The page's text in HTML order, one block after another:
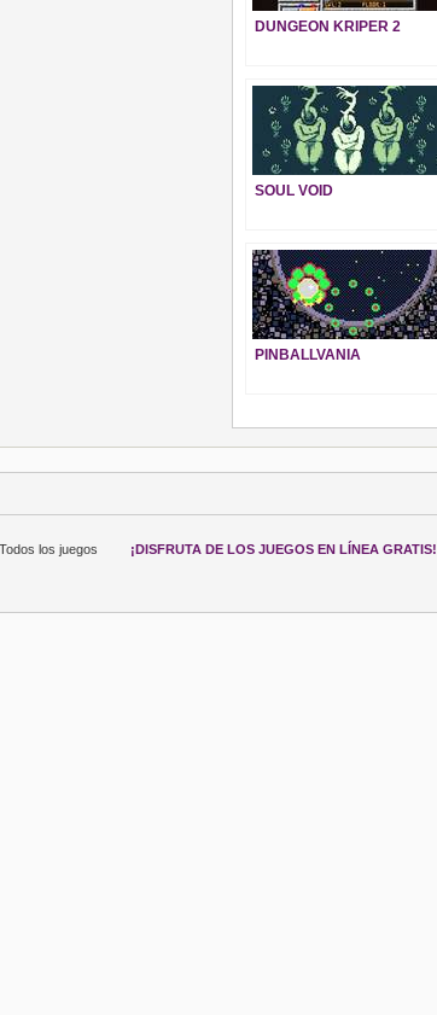
DUNGEON KRIPER 2
SOUL VOID
PINBALLVANIA
¡DISFRUTA DE LOS JUEGOS EN LÍNEA GRATIS!
los juegos